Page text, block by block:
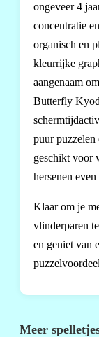
ongeveer 4
concentratie
organisch en
kleurrijke
aangenaam
Butterfly
puur puzzelen
geschikt voor
hersenen
Klaar om je
vlinderparen
en geniet van
Meer